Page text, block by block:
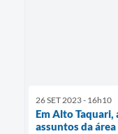
26 SET 2023 - 16h10
Em Alto
assuntos da